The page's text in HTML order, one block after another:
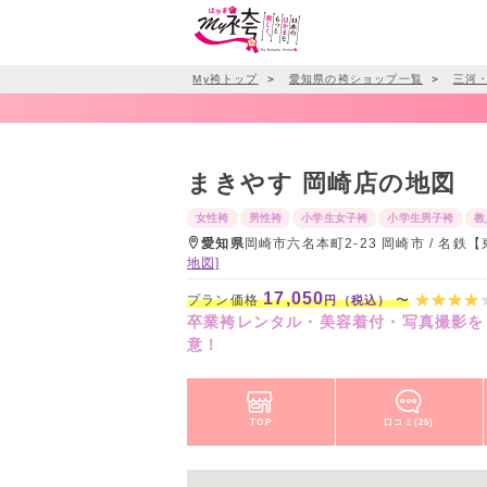
My袴トップ ＞ 愛知県の袴ショップ一覧 ＞ 三河
まきやす 岡崎店の地図
女性袴 男性袴 小学生女子袴 小学生男子袴 教
愛知県 岡崎市六名本町2-23 岡崎市 / 名鉄
地図]
プラン価格17,050円（税込）〜
卒業袴レンタル・美容着付・写真撮
意！
TOP 口コミ(25)